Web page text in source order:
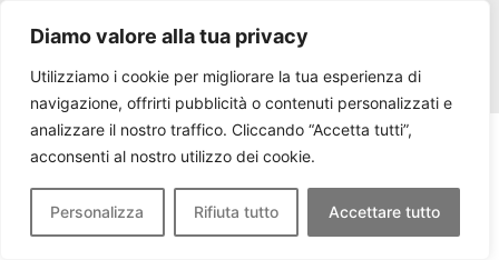
Diamo valore alla tua privacy
Utilizziamo i cookie per migliorare la tua esperienza di
navigazione, offrirti pubblicità o contenuti personalizzati e
analizzare il nostro traffico. Cliccando “Accetta tutti”,
acconsenti al nostro utilizzo dei cookie.
Personalizza Rifiuta tutto Accettare tutto
Silano CS